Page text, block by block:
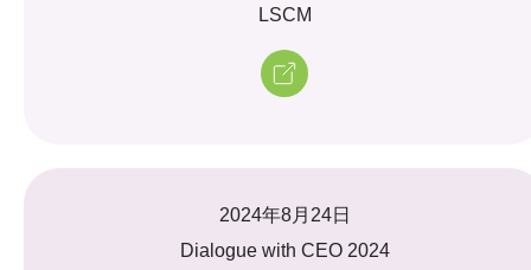
LSCM
2024年8月24日
Dialogue with CEO 2024